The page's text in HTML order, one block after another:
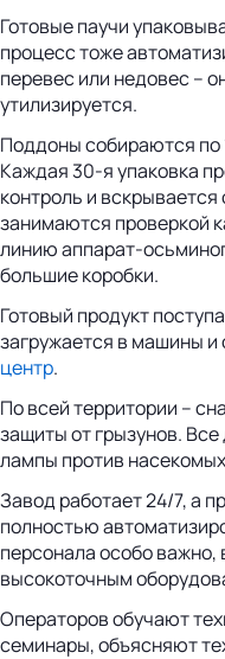
Готовые паучи
процесс тоже
перевес или недовес –
утилизируется.
Поддоны собираются по
Каждая 30-я упаковка
контроль и
занимаются проверкой
линию аппарат-
большие коробки.
Готовый продукт
загружается в машины и
центр.
По всей территории –
защиты от грызунов.
лампы против
Завод работает 24/7, а
полностью
персонала особо важно,
высокоточным
Операторов обучают
семинары, объясняют